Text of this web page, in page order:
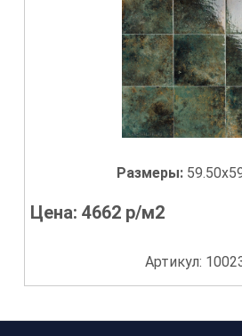
Размеры:
Цена:4662 р/м2
Артикул: